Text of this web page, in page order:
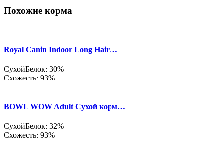
Похожие корма
Royal Canin Indoor Long Hair…
СухойБелок: 30%
Схожесть: 93%
BOWL WOW Adult Сухой корм…
СухойБелок: 32%
Схожесть: 93%